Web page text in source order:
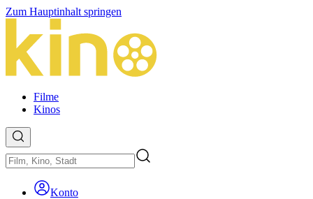
Zum Hauptinhalt springen
Filme
Kinos
Konto